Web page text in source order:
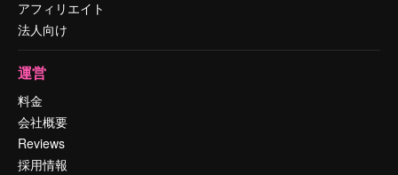
アフィリエイト
法人向け
運営
料金
会社概要
Reviews
採用情報